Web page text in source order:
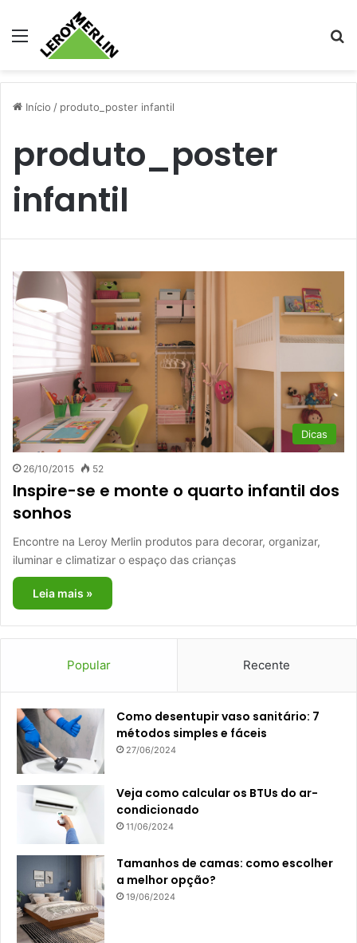
Menu
Início / produto_poster infantil
produto_poster
infantil
Dicas
26/10/2015 52
Inspire-se e monte o quarto infantil dos
sonhos
Encontre na Leroy Merlin produtos para decorar, organizar,
iluminar e climatizar o espaço das crianças
Leia mais »
Popular Recente
Como desentupir vaso sanitário: 7
métodos simples e fáceis
27/06/2024
Veja como calcular os BTUs do ar-
condicionado
11/06/2024
Tamanhos de camas: como escolher
a melhor opção?
19/06/2024